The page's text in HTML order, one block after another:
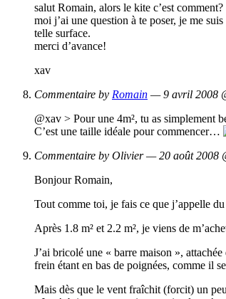
salut Romain, alors le kite c’est comment?
moi j’ai une question à te poser, je me
telle surface.
merci d’avance!
xav
Commentaire by Romain — 9 avril 2008
@xav > Pour une 4m², tu as simplement
C’est une taille idéale pour commencer…
Commentaire by Olivier — 20 août 2008
Bonjour Romain,
Tout comme toi, je fais ce que j’appelle
Après 1.8 m² et 2.2 m², je viens de
J’ai bricolé une « barre maison »,
frein étant en bas de poignées, comme il
Mais dès que le vent fraîchit (forcit) un